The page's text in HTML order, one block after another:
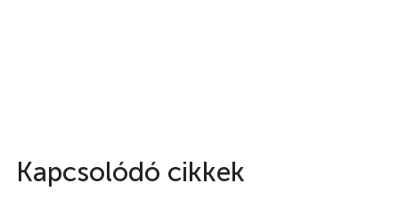
Kapcsolódó cikkek